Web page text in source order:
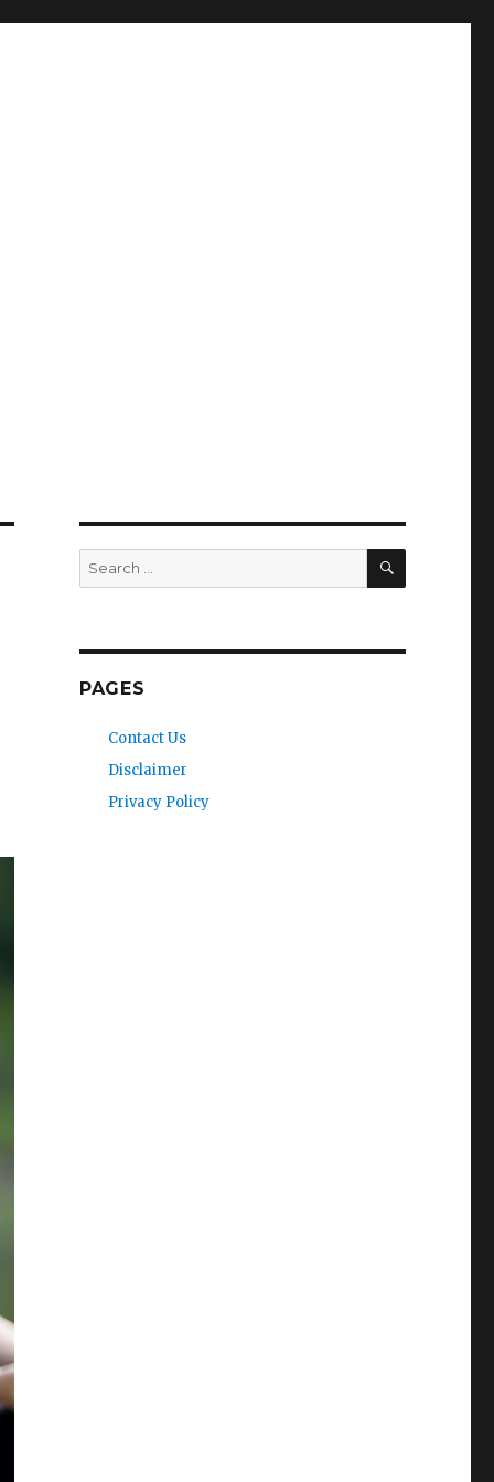
Search
for:
SEARCH
PAGES
Contact Us
Disclaimer
Privacy Policy